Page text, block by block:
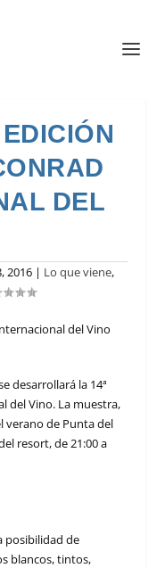
DEL
2016 | Lo que viene,
desarrollará la 14ª
del Vino. La muestra,
verano de Punta del
resort, de 21:00 a
posibilidad de
blancos, tintos,